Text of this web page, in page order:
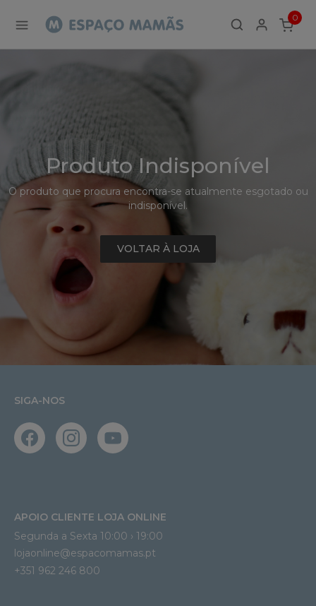
Detalhe
de
Produto
-
Produto
0
ITEMS
Produto Indisponível
O produto que procura encontra-se atualmente esgotado ou
indisponível.
VOLTAR À LOJA
SIGA-NOS
APOIO CLIENTE LOJA ONLINE
Segunda a Sexta 10:00 › 19:00
lojaonline@espacomamas.pt
+351 962 246 800